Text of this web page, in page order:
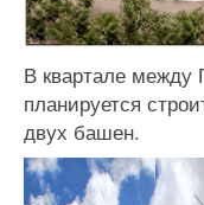
В квартале между
планируется
двух башен.